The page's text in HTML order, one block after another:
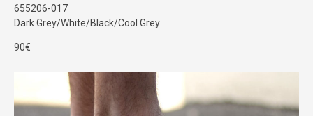
655206-017
Dark Grey/White/Black/Cool Grey
90€